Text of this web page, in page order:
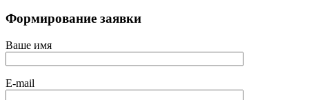
Формирование заявки
Ваше имя
E-mail